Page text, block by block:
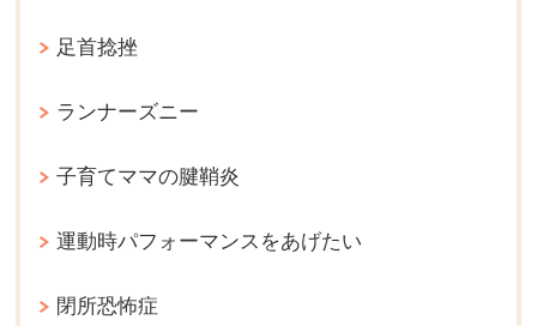
足首捻挫
ランナーズニー
子育てママの腱鞘炎
運動時パフォーマンスをあげたい
閉所恐怖症